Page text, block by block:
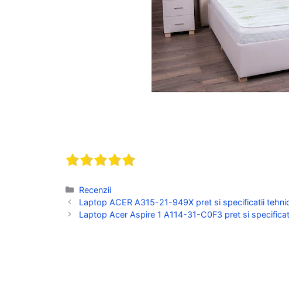
Categorii
Recenzii
Laptop ACER A315-21-949X pret si specificatii
Laptop Acer Aspire 1 A114-31-C0F3 pret si